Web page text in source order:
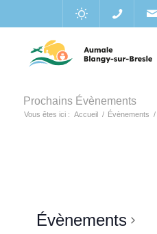
Prochains Évènements
Vous êtes ici : Accueil / Évènements /
Évènements